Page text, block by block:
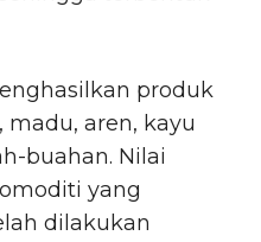
produk
aren, kayu
buahan. Nilai
yang
dilakukan